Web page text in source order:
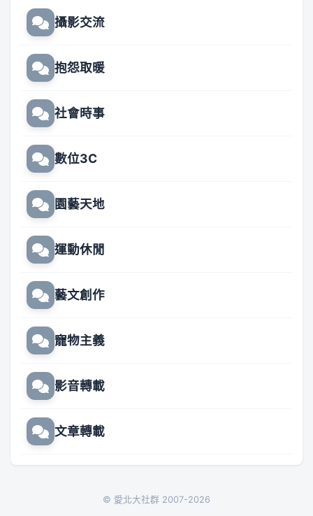
攝影交流
抱怨取暖
社會時事
數位3C
園藝天地
運動休閒
藝文創作
寵物主義
影音轉載
文章轉載
© 愛北大社群 2007-2026